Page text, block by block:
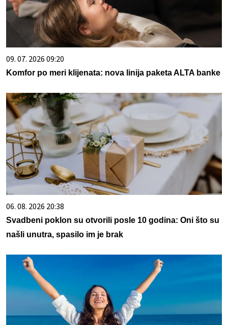
09. 07. 2026 09:20
Komfor po meri klijenata: nova linija paketa ALTA banke
06. 08. 2026 20:38
Svadbeni poklon su otvorili posle 10 godina: Oni što su
našli unutra, spasilo im je brak